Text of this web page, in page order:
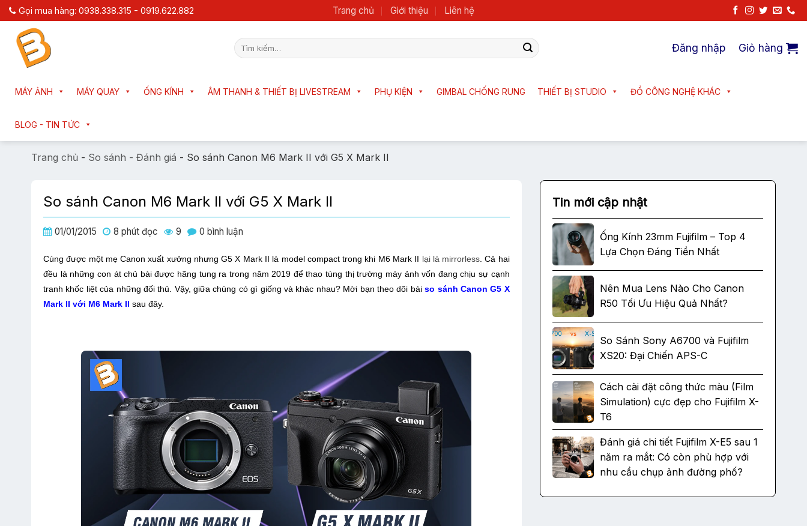
Chuyển
đến
dung
Gọi mua hàng: 0938.338.315 - 0919.622.882 Trang chủ Giới thiệu Liên hệ
Tìm
kiếm:
Đăng nhập Giỏ hàng
MÁY ẢNH MÁY QUAY ỐNG KÍNH ÂM THANH & THIẾT BỊ LIVESTREAM PHỤ KIỆN GIMBAL CHỐNG RUNG THIẾT BỊ STUDIO ĐỒ CÔNG NGHỆ KHÁC
BLOG - TIN TỨC
Trang chủ - So sánh - Đánh giá - So sánh Canon M6 Mark II với G5 X Mark II
So sánh Canon M6 Mark II với G5 X Mark II
01/01/2015 8 phút đọc 9 0 bình luận
Cùng được một mẹ Canon xuất xưởng nhưng G5 X Mark II là model compact trong khi M6 Mark II lại là mirrorless . Cả hai
đều là những con át chủ bài được hãng tung ra trong năm 2019 để thao túng thị trường máy ảnh vốn đang chịu sự cạnh
tranh khốc liệt của những đối thủ. Vậy, giữa chúng có gì giống và khác nhau? Mời bạn theo dõi bàiso sánh Canon G5 X
Mark II với M6 Mark II sau đây.
Tin mới cập nhật
Ống Kính 23mm Fujifilm – Top 4
Lựa Chọn Đáng Tiền Nhất
Nên Mua Lens Nào Cho Canon
R50 Tối Ưu Hiệu Quả Nhất?
So Sánh Sony A6700 và Fujifilm
XS20: Đại Chiến APS-C
Cách cài đặt công thức màu (Film
Simulation) cực đẹp cho Fujifilm X-
T6
Đánh giá chi tiết Fujifilm X-E5 sau 1
năm ra mắt: Có còn phù hợp với
nhu cầu chụp ảnh đường phố?